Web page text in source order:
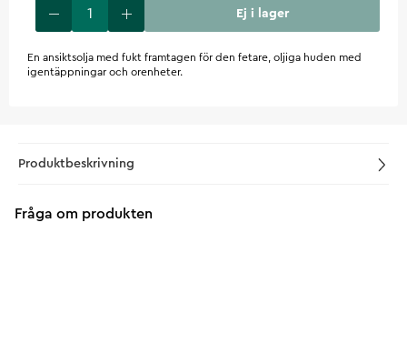
Ej i lager
En ansiktsolja med fukt framtagen för den fetare, oljiga huden med
igentäppningar och orenheter.
Produktbeskrivning
Fråga om produkten